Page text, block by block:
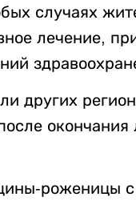
случаях
лечение,
других
окончания
роженицы с